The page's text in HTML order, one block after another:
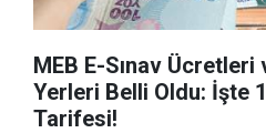
MEB E-Sınav Ücretleri
Yerleri Belli Oldu: İşte
Tarifesi!